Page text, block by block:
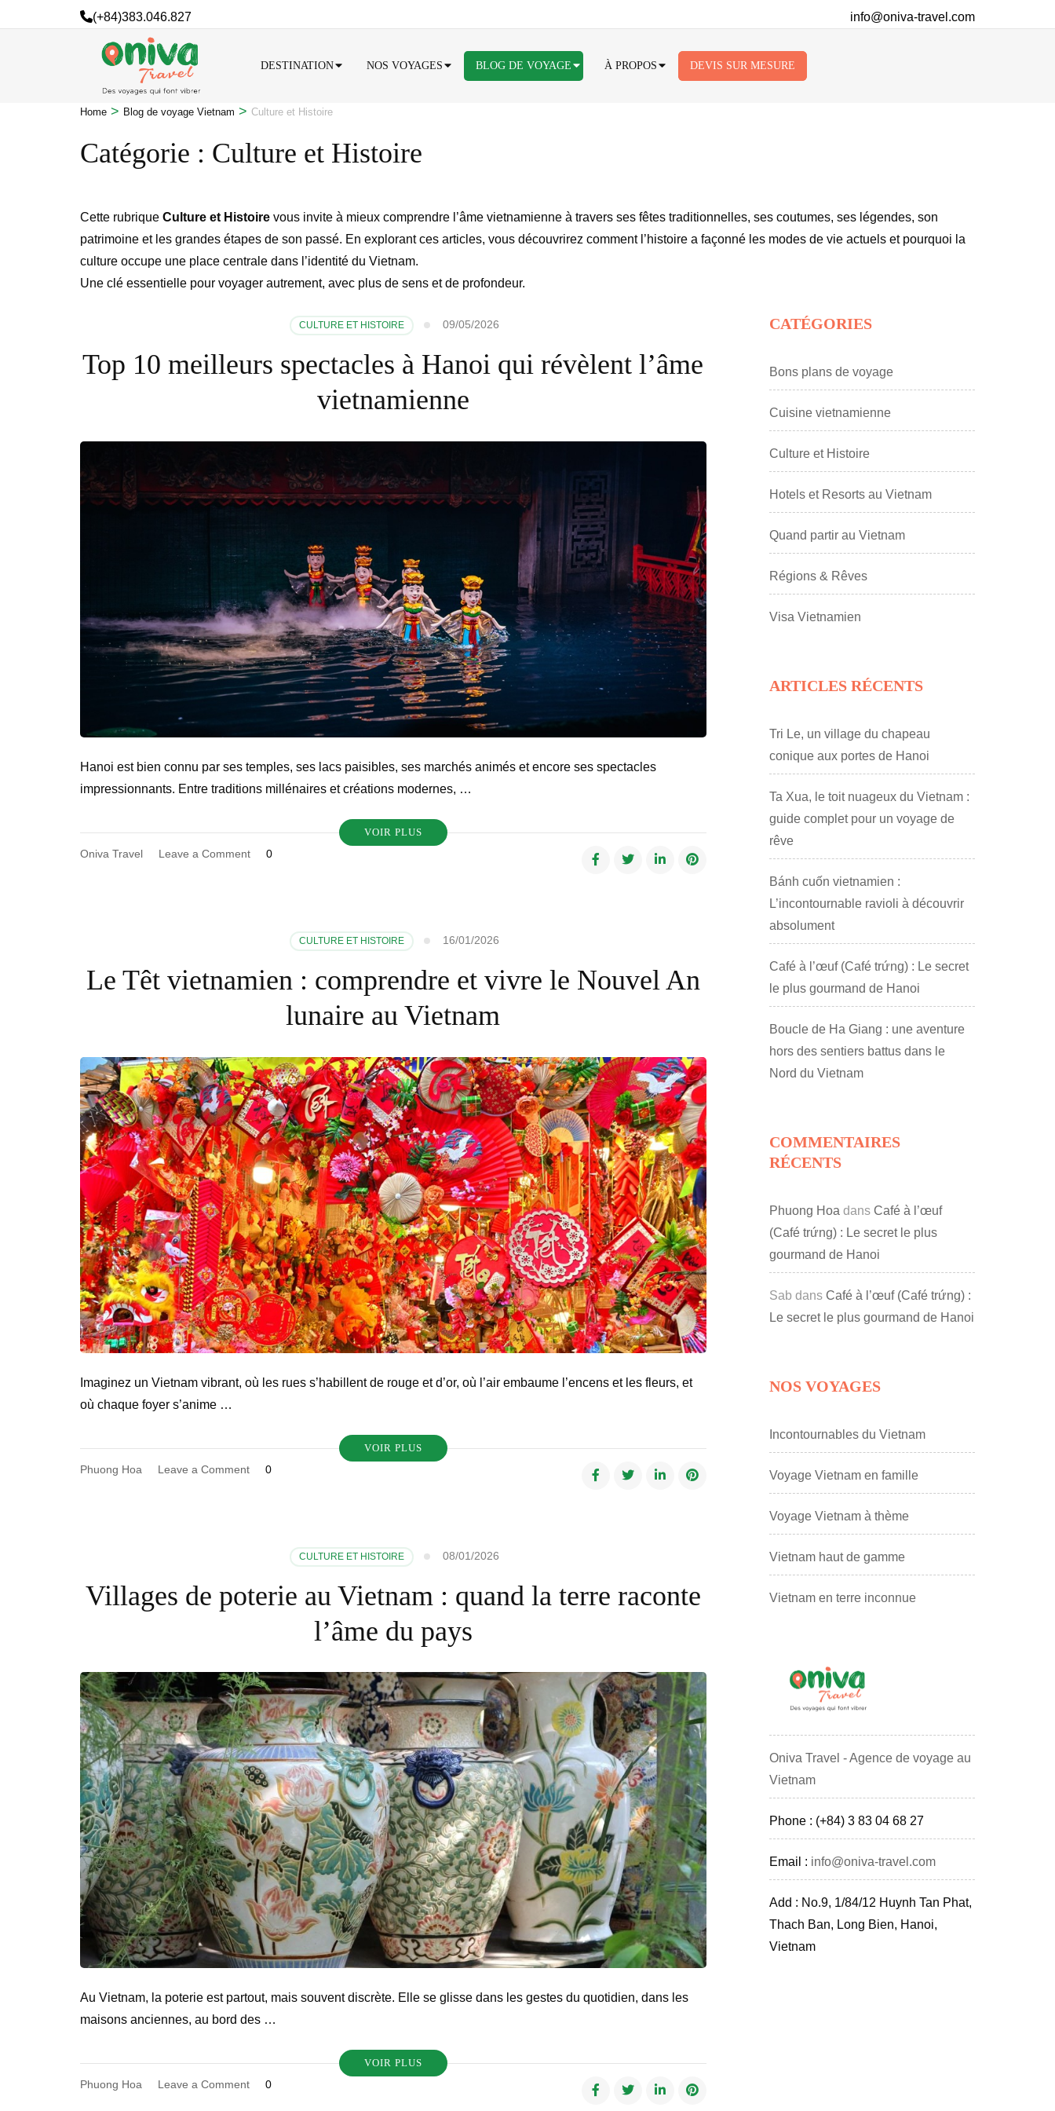
(+84)383.046.827 info@oniva-travel.com
DESTINATION NOS VOYAGES BLOG DE VOYAGE À PROPOS DEVIS SUR MESURE
Home > Blog de voyage Vietnam > Culture et Histoire
Catégorie : Culture et Histoire
Cette rubrique Culture et Histoire vous invite à mieux comprendre l’âme vietnamienne à travers ses fêtes traditionnelles, ses coutumes, ses légendes, son
patrimoine et les grandes étapes de son passé. En explorant ces articles, vous découvrirez comment l’histoire a façonné les modes de vie actuels et pourquoi la
culture occupe une place centrale dans l’identité du Vietnam.
Une clé essentielle pour voyager autrement, avec plus de sens et de profondeur.
CULTURE ET HISTOIRE 09/05/2026
Top 10 meilleurs spectacles à Hanoi qui révèlent l’âme
vietnamienne
Hanoi est bien connu par ses temples, ses lacs paisibles, ses marchés animés et encore ses spectacles
impressionnants. Entre traditions millénaires et créations modernes, …
VOIR PLUS
Oniva Travel Leave a Commenton
qui
révèlent
vietnamienne
0
CULTURE ET HISTOIRE 16/01/2026
Le Têt vietnamien : comprendre et vivre le Nouvel An
lunaire au Vietnam
Imaginez un Vietnam vibrant, où les rues s’habillent de rouge et d’or, où l’air embaume l’encens et les fleurs, et
où chaque foyer s’anime …
VOIR PLUS
Phuong Hoa Leave a Commenton
comprendre
le
Vietnam
0
CULTURE ET HISTOIRE 08/01/2026
Villages de poterie au Vietnam : quand la terre raconte
l’âme du pays
Au Vietnam, la poterie est partout, mais souvent discrète. Elle se glisse dans les gestes du quotidien, dans les
maisons anciennes, au bord des …
VOIR PLUS
Phuong Hoa Leave a Commenton
0
CATÉGORIES
Bons plans de voyage
Cuisine vietnamienne
Culture et Histoire
Hotels et Resorts au Vietnam
Quand partir au Vietnam
Régions & Rêves
Visa Vietnamien
ARTICLES RÉCENTS
Tri Le, un village du chapeau
conique aux portes de Hanoi
Ta Xua, le toit nuageux du Vietnam :
guide complet pour un voyage de
rêve
Bánh cuốn vietnamien :
L’incontournable ravioli à découvrir
absolument
Café à l’œuf (Café trứng) : Le secret
le plus gourmand de Hanoi
Boucle de Ha Giang : une aventure
hors des sentiers battus dans le
Nord du Vietnam
COMMENTAIRES
RÉCENTS
Phuong Hoa dans Café à l’œuf
(Café trứng) : Le secret le plus
gourmand de Hanoi
Sab dans Café à l’œuf (Café trứng) :
Le secret le plus gourmand de Hanoi
NOS VOYAGES
Incontournables du Vietnam
Voyage Vietnam en famille
Voyage Vietnam à thème
Vietnam haut de gamme
Vietnam en terre inconnue
Oniva Travel - Agence de voyage au
Vietnam
Phone : (+84) 3 83 04 68 27
Email : info@oniva-travel.com
Add : No.9, 1/84/12 Huynh Tan Phat,
Thach Ban, Long Bien, Hanoi,
Vietnam